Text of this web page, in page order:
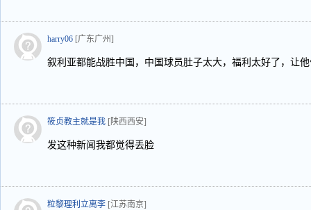
harry06 [广东广州]
叙利亚都能战胜中国，中国球员肚子太大，福利太好了，让
筱贞教主就是我 [陕西西安]
发这种新闻我都觉得丢脸
粒黎理利立离李 [江苏南京]